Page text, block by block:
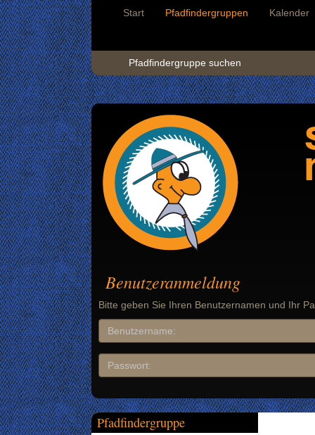
Start Pfadfindergruppen Kalender
Pfadfindergruppe suchen
Benutzeranmeldung
Bitte geben Sie Ihren Benutzernamen und Ihr
Pfadfindergruppe